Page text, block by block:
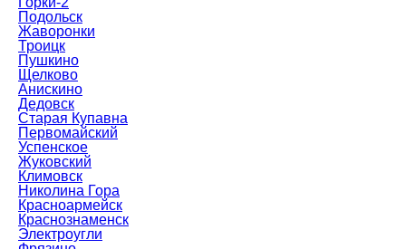
Подольск
Жаворонки
Троицк
Пушкино
Щелково
Анискино
Дедовск
Старая Купавна
Первомайский
Успенское
Жуковский
Климовск
Николина Гора
Красноармейск
Краснознаменск
Электроугли